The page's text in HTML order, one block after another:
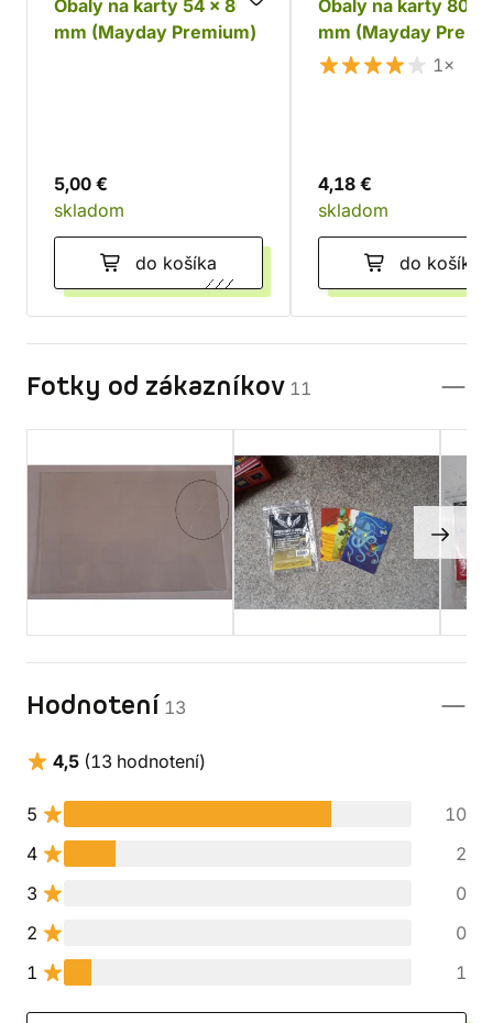
Obaly na karty 54 x 80
mm (Mayday Premium)
5,00 €
skladom
do košíka
Obaly na karty 80 x
mm (Mayday
1×
4,18 €
skladom
do košíka
Fotky od zákazníkov 11
Hodnotení 13
4,5 (13 hodnotení)
5
10
4
2
3
0
2
0
1
1